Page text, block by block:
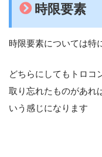
時限要素
時限要素については特
どちらにしてもトロコ
取り忘れたものがあれ
いう感じになります